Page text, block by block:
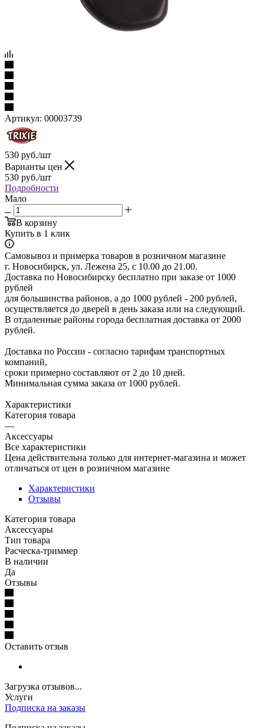
Артикул: 00003739
530 руб./шт
Варианты цен
530 руб./шт
Подробности
Мало
В корзину
Купить в 1 клик
Самовывоз и примерка товаров в розничном магазине
г. Новосибирск, ул. Лежена 25, с 10.00 до 21.00.
Доставка по Новосибирску бесплатно при заказе от 1000
рублей
для большинства районов, а до 1000 рублей - 200 рублей,
осуществляется до дверей в день заказа или на следующий.
В отдаленные районы города бесплатная доставка от 2000
рублей.
Доставка по России - согласно тарифам транспортных
компаний,
сроки примерно составляют от 2 до 10 дней.
Минимальная сумма заказа от 1000 рублей.
Характеристики
Категория товара
—
Аксессуары
Все характеристики
Цена действительна только для интернет-магазина и может
отличаться от цен в розничном магазине
Характеристики
Отзывы
Категория товара
Аксессуары
Тип товара
Расческа-триммер
В наличии
Да
Отзывы
Оставить отзыв
Загрузка отзывов...
Услуги
Подписка на заказы